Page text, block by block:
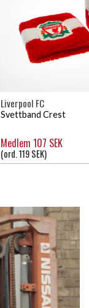
Liverpool FC
Svettband Crest
Medlem 107 SEK
(ord. 119 SEK)